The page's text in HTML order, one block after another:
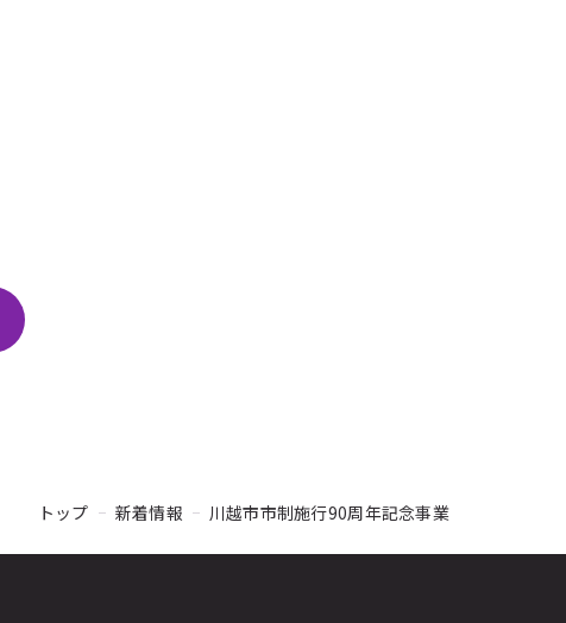
トップ 新着情報 川越市市制施行90周年記念事業